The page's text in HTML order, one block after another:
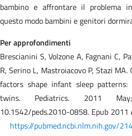
bambino e affrontare il problema
questo modo bambini e genitori
Per approfondimenti
Brescianini S, Volzone A, Fagnani C,
R, Serino L, Mastroiacovo P, Stazi
factors shape infant sleep
twins. Pediatrics. 2011
10.1542/peds.2010-0858. Epub
https://pubmed.ncbi.nlm.nih.gov/